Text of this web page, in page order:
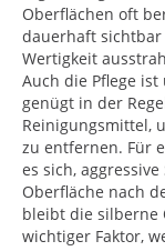
Oberflächen oft
dauerhaft
Wertigkeit
Auch die Pflege
genügt in der
Reinigungsmittel,
zu entfernen. Für
es sich,
Oberfläche nach
bleibt die silberne
wichtiger Faktor,